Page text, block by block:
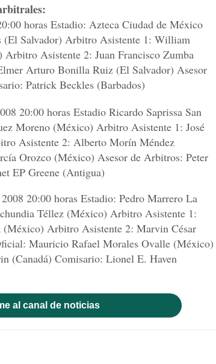
horas Estadio: Azteca Ciudad de México
Salvador) Arbitro Asistente 1: William
Asistente 2: Juan Francisco Zumba
Arturo Bonilla Ruiz (El Salvador) Asesor
Patrick Beckles (Barbados)
20:00 horas Estadio Ricardo Saprissa San
Moreno (México) Arbitro Asistente 1: José
Asistente 2: Alberto Morín Méndez
Orozco (México) Asesor de Arbitros: Peter
EP Greene (Antigua)
20:00 horas Estadio: Pedro Marrero La
Téllez (México) Arbitro Asistente 1:
Arbitro Asistente 2: Marvin César
Mauricio Rafael Morales Ovalle (México)
(Canadá) Comisario: Lionel E. Haven
al canal de noticias